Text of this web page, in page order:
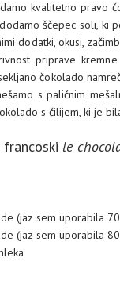
kvalitetno pravo
ščepec soli, ki
dodatki, okusi,
priprave
čokolado
s paličnim
s čilijem, ki je
francoski le
(jaz sem uporabila
(jaz sem uporabila